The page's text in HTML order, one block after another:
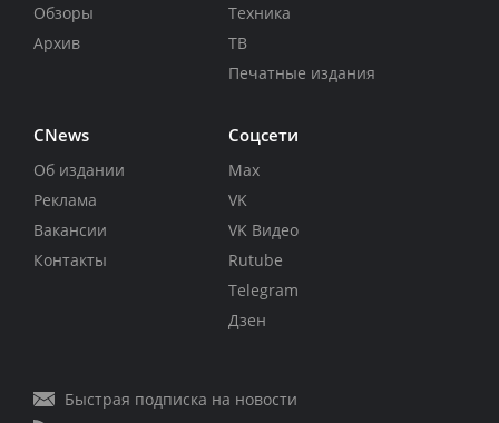
Обзоры
Архив
Техника
ТВ
Печатные издания
CNews
Об издании
Реклама
Вакансии
Контакты
Соцсети
Max
VK
VK Видео
Rutube
Telegram
Дзен
Быстрая подписка на новости